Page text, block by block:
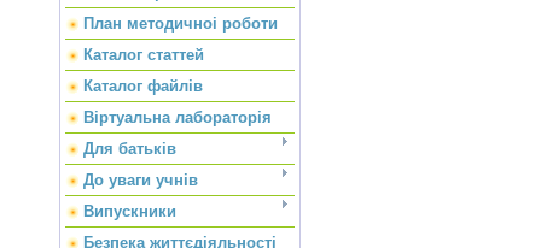
План методичноі роботи
Каталог статтей
Каталог файлів
Віртуальна лабораторія
Для батьків
До уваги учнів
Випускники
Безпека життєдіяльності